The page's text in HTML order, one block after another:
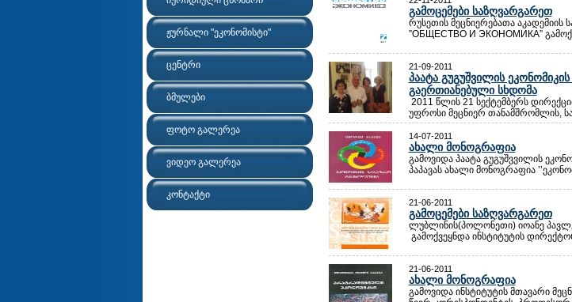
ჟურნალი "ეკონომისტი"
ცენტრი
ბმულები
ფოტო გალერეა
ვიდეო გალერეა
კონტაქტი
გამოცემები საზღვარგარეთ
რუსეთის მეცნიერებათა
”ОБЩЕСТВО И ЭКОНОМИКА”
21-09-2011
პაატა გუგუშვილის
გაერთიანებული სხდომა
2011 წლის 21 სექტემბერს
უფროსი მეცნიერ თანამშრომლის,
14-07-2011
ახალი მონოგრაფია
გამოვიდა პაატა გუგუშვვილის
პაპავას ახალი მონოგრაფია
21-06-2011
გამოცემები საზღვარგარეთ
ლუბლინის(პოლონეთი) იოანე
გამოქვეყნდა ინსტიტუტის
21-06-2011
ახალი მონოგრაფია
გამოვიდა ინსტიტუტის მთავარი